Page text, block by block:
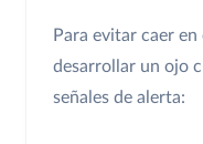
Para evitar caer
desarrollar un ojo
señales de alerta: